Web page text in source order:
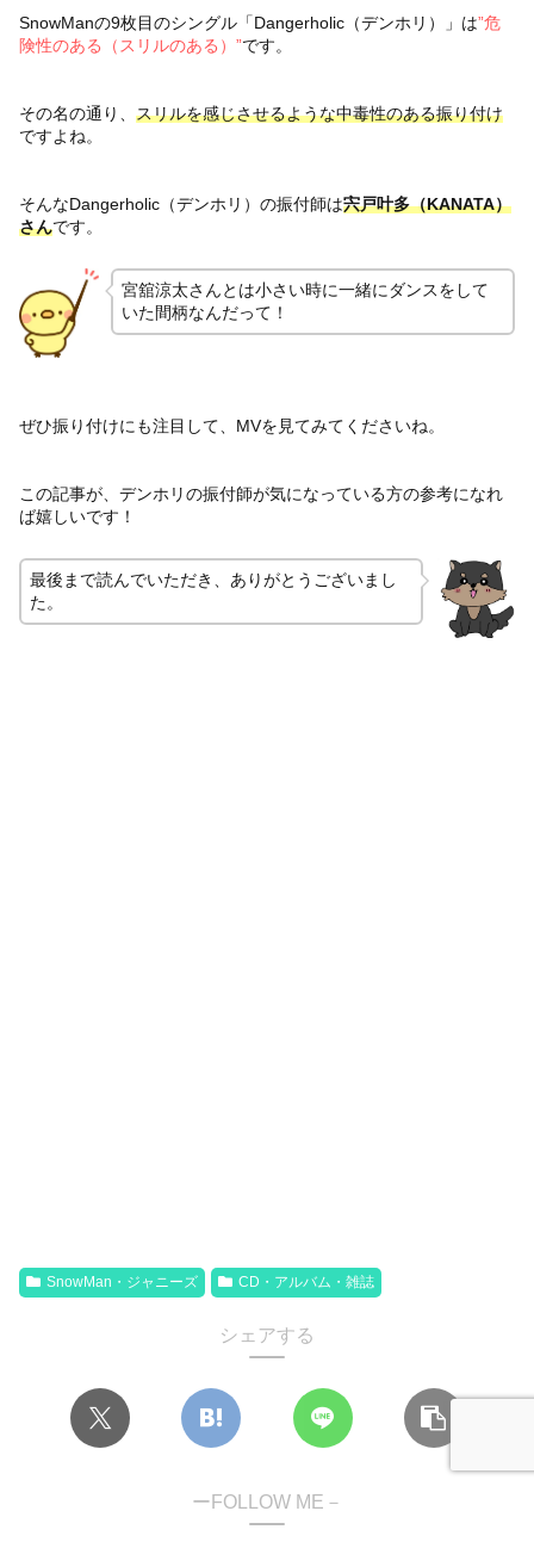
SnowManの9枚目のシングル「Dangerholic（デンホリ）」は”危
険性のある（スリルのある）”です。
その名の通り、 スリルを感じさせるような中毒性のある振り付け
ですよね。
そんなDangerholic（デンホリ）の振付師は宍戸叶多（KANATA）
さんです。
宮舘涼太さんとは小さい時に一緒にダンスをして
いた間柄なんだって！
ぜひ振り付けにも注目して、MVを見てみてくださいね。
この記事が、デンホリの振付師が気になっている方の参考になれ
ば嬉しいです！
最後まで読んでいただき、ありがとうございまし
た。
SnowMan・ジャニーズ CD・アルバム・雑誌
シェアする
ーFOLLOW ME－